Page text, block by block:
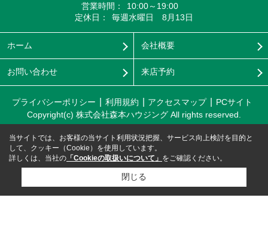
営業時間：
10:00～19:00
定休日：
毎週水曜日 8月13日
ホーム 会社概要
お問い合わせ 来店予約
プライバシーポリシー 利用規約 アクセスマップ
PCサイト
Copyright(c) 株式会社森本ハウジング All rights reserved.
当サイトでは、お客様の当サイト利用状況把握、サービス向上検討を目的と
して、クッキー（Cookie）を使用しています。
詳しくは、当社の 「Cookieの取扱いについて」 をご確認ください。
閉じる